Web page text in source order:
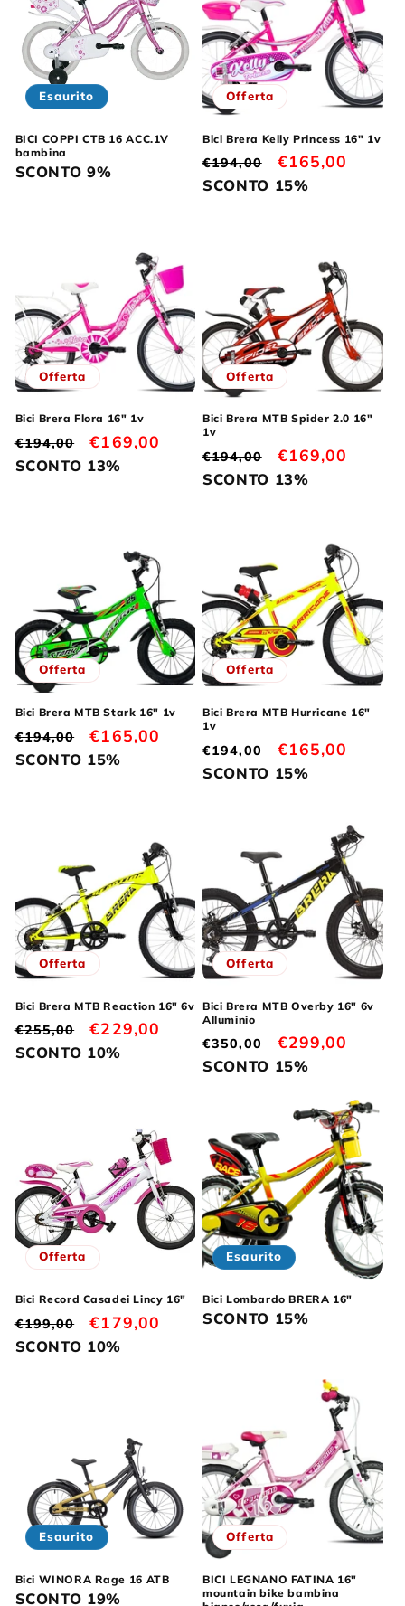
Esaurito
BICI COPPI CTB 16 ACC.1V
bambina
SCONTO 9%
Offerta
Bici Brera Kelly Princess 16" 1v
Prezzo
di
€194,00
Prezzo
scontato
€165,00
SCONTO 15%
Offerta
Bici Brera Flora 16" 1v
Prezzo
di
€194,00
Prezzo
scontato
€169,00
SCONTO 13%
Offerta
Bici Brera MTB Spider 2.0 16"
1v
Prezzo
di
€194,00
Prezzo
scontato
€169,00
SCONTO 13%
Offerta
Bici Brera MTB Stark 16" 1v
Prezzo
di
€194,00
Prezzo
scontato
€165,00
SCONTO 15%
Offerta
Bici Brera MTB Hurricane 16"
1v
Prezzo
di
€194,00
Prezzo
scontato
€165,00
SCONTO 15%
Offerta
Bici Brera MTB Reaction 16" 6v
Prezzo
di
€255,00
Prezzo
scontato
€229,00
SCONTO 10%
Offerta
Bici Brera MTB Overby 16" 6v
Alluminio
Prezzo
di
€350,00
Prezzo
scontato
€299,00
SCONTO 15%
Offerta
Bici Record Casadei Lincy 16"
Prezzo
di
€199,00
Prezzo
scontato
€179,00
SCONTO 10%
Esaurito
Bici Lombardo BRERA 16"
SCONTO 15%
Esaurito
Bici WINORA Rage 16 ATB
SCONTO 19%
Offerta
BICI LEGNANO FATINA 16"
mountain bike bambina